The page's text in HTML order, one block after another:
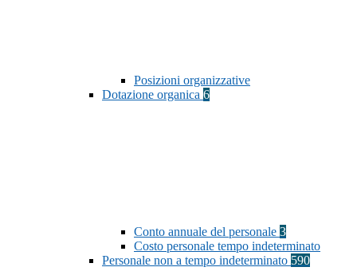
Posizioni organizzative
Dotazione organica 6
Conto annuale del personale 3
Costo personale tempo indeterminato
Personale non a tempo indeterminato 590